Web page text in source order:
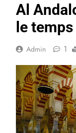
Al
le
Admin 1